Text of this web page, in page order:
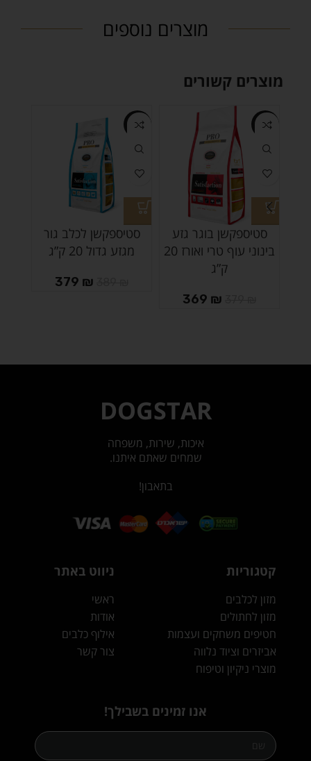
מוצרים נוספים
מוצרים קשורים
-3%
סטיספקשן בוגר גזע
בינוני עוף טרי ואורז 20
ק”ג
369 ₪
-3%
סטיספקשן לכלב גור
מגזע גדול 20 ק”ג
379 ₪
DOGSTAR
איכות, שירות, משפחה
שמחים שאתם איתנו.
בתאבון!
קטגוריות
מזון לכלבים
מזון לחתולים
חטיפים משחקים ועצמות
אביזרים וציוד נלווה
מוצרי ניקיון וטיפוח
ניווט באתר
ראשי
אודות
אילוף כלבים
צור קשר
אנו זמינים בשבילך!